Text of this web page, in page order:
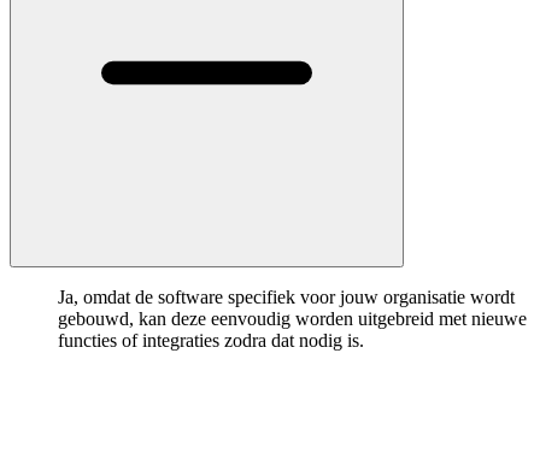
Ja, omdat de software specifiek voor jouw organisatie wordt
gebouwd, kan deze eenvoudig worden uitgebreid met nieuwe
functies of integraties zodra dat nodig is.